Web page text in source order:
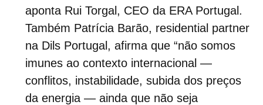
aponta Rui Torgal, CEO da ERA Portugal.
Também Patrícia Barão, residential partner
na Dils Portugal, afirma que “não somos
imunes ao contexto internacional —
conflitos, instabilidade, subida dos preços
da energia — ainda que não seja